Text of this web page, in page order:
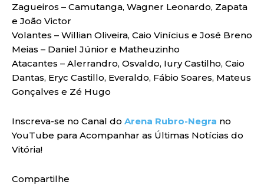
Zagueiros – Camutanga, Wagner Leonardo, Zapata
e João Victor
Volantes – Willian Oliveira, Caio Vinícius e José Breno
Meias – Daniel Júnior e Matheuzinho
Atacantes – Alerrandro, Osvaldo, Iury Castilho, Caio
Dantas, Eryc Castillo, Everaldo, Fábio Soares, Mateus
Gonçalves e Zé Hugo
Inscreva-se no Canal do Arena Rubro-Negra no
YouTube para Acompanhar as Últimas Notícias do
Vitória!
Compartilhe